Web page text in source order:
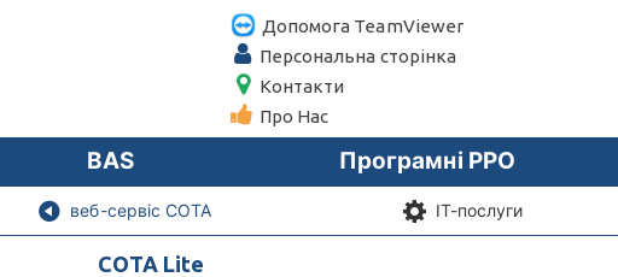
Допомога TeamViewer
Персональна сторiнка
Контакти
Про Нас
BAS Програмні РРО
веб-сервіс СОТА IT-послуги
СОТА Lite